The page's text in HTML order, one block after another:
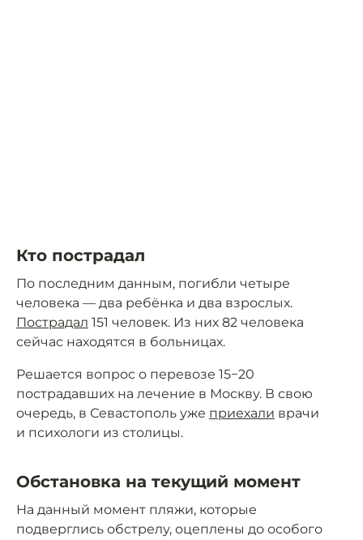
Кто пострадал
По последним данным, погибли четыре
человека — два ребёнка и два взрослых.
Пострадал 151 человек. Из них 82 человека
сейчас находятся в больницах.
Решается вопрос о перевозе 15−20
пострадавших на лечение в Москву. В свою
очередь, в Севастополь уже приехали врачи
и психологи из столицы.
Обстановка на текущий момент
На данный момент пляжи, которые
подверглись обстрелу, оцеплены до особого